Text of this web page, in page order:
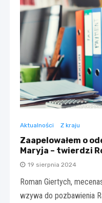
Aktualności Z kraju
Zaapelowałem o
Maryja – twierdzi
19 sierpnia 2024
Roman Giertych,
wzywa do pozbawienia